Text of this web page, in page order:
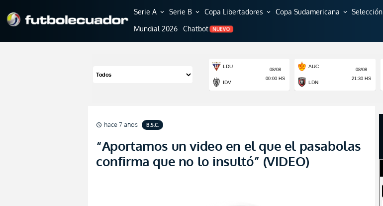
Serie A expand_more Serie B expand_more Copa Libertadores expand_more Copa Sudamericana expand_more Selección
Mundial 2026 Chatbot NUEVO
schedule hace 7 años B.S.C.
“Aportamos un video en el que el pasabolas
confirma que no lo insultó” (VIDEO)